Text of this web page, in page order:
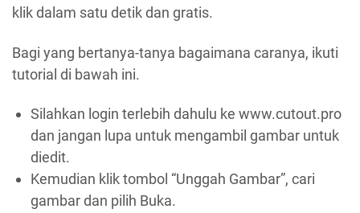
klik dalam satu detik dan gratis.
Bagi yang bertanya-tanya bagaimana caranya, ikuti
tutorial di bawah ini.
Silahkan login terlebih dahulu ke www.cutout.pro
dan jangan lupa untuk mengambil gambar untuk
diedit.
Kemudian klik tombol “Unggah Gambar”, cari
gambar dan pilih Buka.